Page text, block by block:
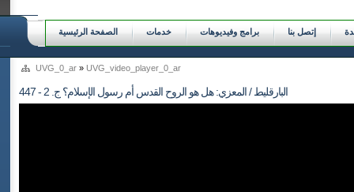
الصفحة الرئيسية خدمات برامج وفيديوهات إتصل بنا
UVG_0_ar » UVG_video_player_0_ar
447 - البارقليط / المعزي: هل هو الروح القدس أم رسول الإسلام؟ ج. 2